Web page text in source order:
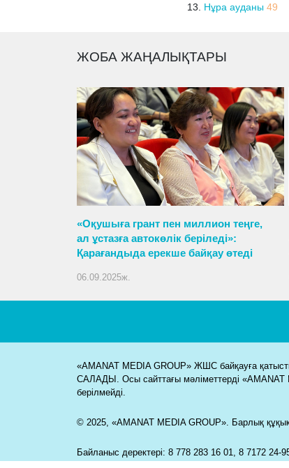
Нұра ауданы 49
ЖОБА ЖАҢАЛЫҚТАРЫ
«Оқушыға грант пен миллион теңге,
ал ұстазға автокөлік беріледі»:
Қарағандыда ерекше байқау өтеді
06.09.2025ж.
«AMANAT MEDIA GROUP» ЖШС байқауға
САЛАДЫ. Осы сайттағы мәліметтерді
берілмейді.
© 2025, «AMANAT MEDIA GROUP». Барлық
Байланыс деректері: 8 778 283 16 01, 8 7172 24-